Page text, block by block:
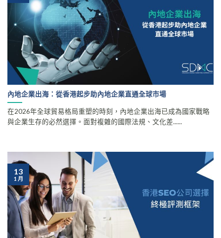
內地企業出海：從香港起步助內地企業直通全球市場
在2026年全球貿易格局重塑的時刻，內地企業出海已成為國家戰略
與企業生存的必然選擇。面對複雜的國際法規、文化差......
13
1 月